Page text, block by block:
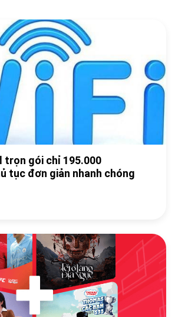
trọn gói chỉ 195.000
tục đơn giản nhanh chóng